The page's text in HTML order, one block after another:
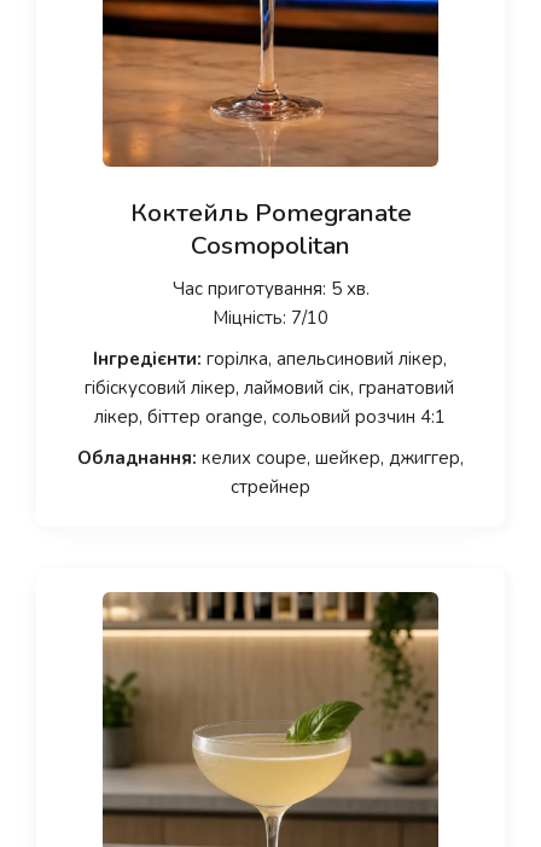
Коктейль Pomegranate
Cosmopolitan
Час приготування: 5 хв.
Міцність: 7/10
Інгредієнти: горілка, апельсиновий лікер,
гібіскусовий лікер, лаймовий сік, гранатовий
лікер, біттер orange, сольовий розчин 4:1
Обладнання: келих coupe, шейкер, джиггер,
стрейнер